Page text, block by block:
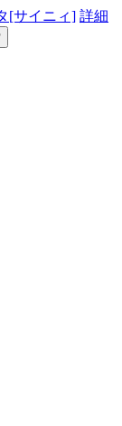
[サイニィ] 詳細